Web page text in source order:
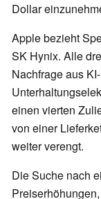
Dollar
Apple bezieht
SK Hynix. Alle
Nachfrage aus
einen vierten
von einer
weiter verengt.
Die Suche nach